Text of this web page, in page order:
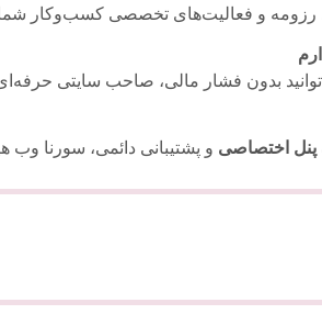
و فعالیت‌های تخصصی کسب‌وکار
بدون فشار مالی، صاحب سایتی
پنل اختصاصی و پشتیبانی دائمی، سورنا